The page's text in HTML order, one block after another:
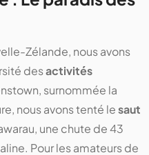
Zélande, nous avons
desactivités
surnommée la
nous avons tenté lesaut
une chute de 43
Pour les amateurs de